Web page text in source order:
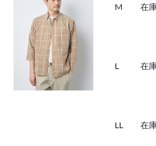
M 在
L 在
LL 在